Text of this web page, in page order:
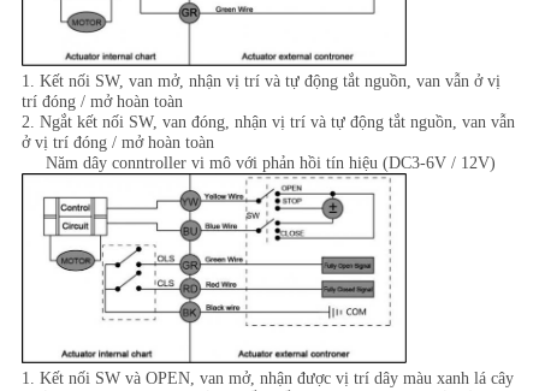
1. Kết nối SW, van mở, nhận vị trí và tự động tắt nguồn, van vẫn ở vị
trí đóng / mở hoàn toàn
2. Ngắt kết nối SW, van đóng, nhận vị trí và tự động tắt nguồn, van vẫn
ở vị trí đóng / mở hoàn toàn
Năm dây conntroller vi mô với phản hồi tín hiệu (DC3-6V / 12V)
1. Kết nối SW và OPEN, van mở, nhận được vị trí dây màu xanh lá cây